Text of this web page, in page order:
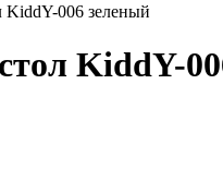
KiddY-006 зеленый
KiddY-